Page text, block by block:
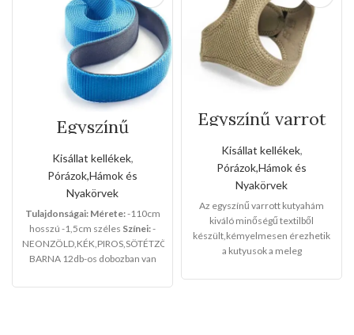
Egyszínű
neoprén
kézipóráz (Kis
méret)
Kisállat kellékek,
Pórázok,Hámok és
Nyakörvek
Tulajdonságai: Mérete:-110cm
hosszú -1,5cm széles Színei:-
NEONZÖLD,KÉK,PIROS,SÖTÉTZÖLD,VILÁGOS
BARNA 12db-os dobozban van
Egyszínű varrot
kutyahám(Kis
méret)
Kisállat kellékek,
Pórázok,Hámok és
Nyakörvek
Az egyszínű varrott kutyahám
kiváló minőségű textilből
készült,kémyelmesen érezhetik
a kutyusok a meleg
kedvencei lesz a